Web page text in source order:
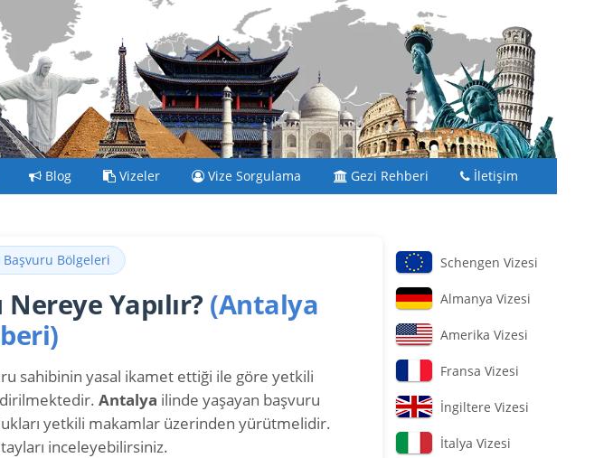
Blog Vizeler Vize Sorgulama Gezi Rehberi İletişim
Başvuru Bölgeleri
Yapılır? (Antalya
sahibinin yasal ikamet ettiği ile göre yetkili
Antalya ilinde yaşayan başvuru
yetkili makamlar üzerinden yürütmelidir.
inceleyebilirsiniz.
Schengen Vizesi
Almanya Vizesi
Amerika Vizesi
Fransa Vizesi
İngiltere Vizesi
İtalya Vizesi